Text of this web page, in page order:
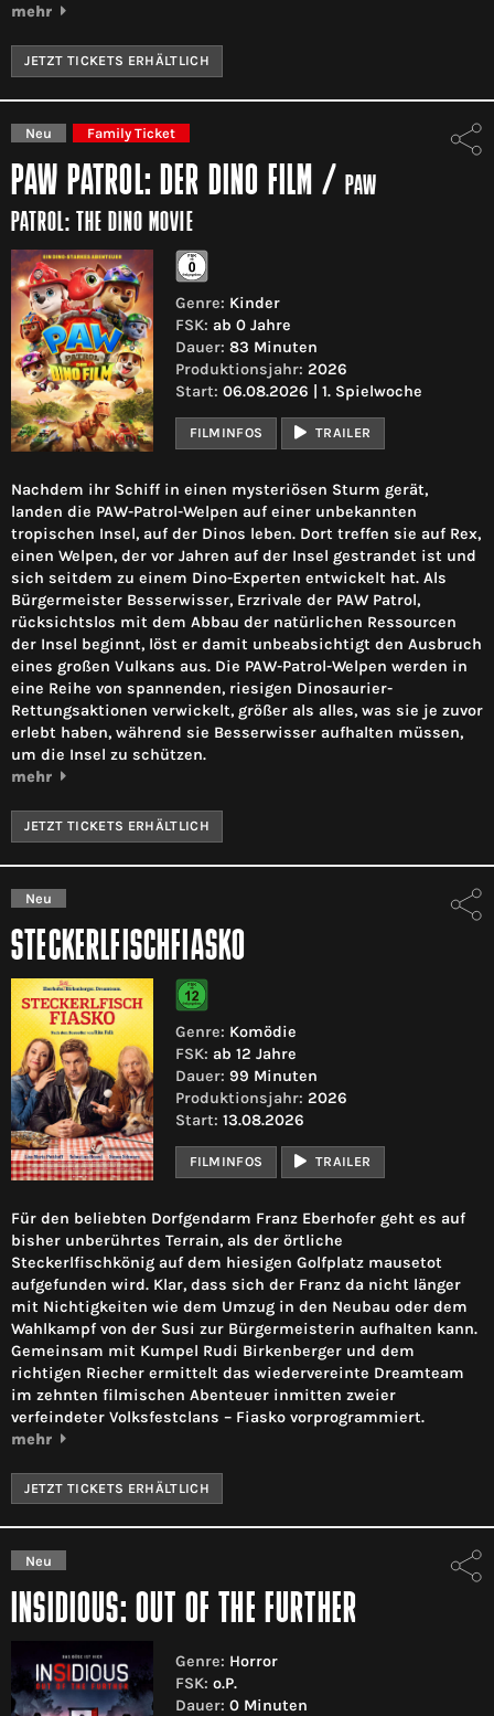
mehr
JETZT TICKETS ERHÄLTLICH
Neu Family Ticket
PAW PATROL: DER DINO FILM / PAW
PATROL: THE DINO MOVIE
Genre: Kinder
FSK: ab 0 Jahre
Dauer: 83 Minuten
Produktionsjahr: 2026
Start: 06.08.2026 | 1. Spielwoche
FILMINFOS TRAILER
Nachdem ihr Schiff in einen mysteriösen Sturm gerät,
landen die PAW-Patrol-Welpen auf einer unbekannten
tropischen Insel, auf der Dinos leben. Dort treffen sie auf Rex,
einen Welpen, der vor Jahren auf der Insel gestrandet ist und
sich seitdem zu einem Dino-Experten entwickelt hat. Als
Bürgermeister Besserwisser, Erzrivale der PAW Patrol,
rücksichtslos mit dem Abbau der natürlichen Ressourcen
der Insel beginnt, löst er damit unbeabsichtigt den Ausbruch
eines großen Vulkans aus. Die PAW-Patrol-Welpen werden in
eine Reihe von spannenden, riesigen Dinosaurier-
Rettungsaktionen verwickelt, größer als alles, was sie je zuvor
erlebt haben, während sie Besserwisser aufhalten müssen,
um die Insel zu schützen.
mehr
JETZT TICKETS ERHÄLTLICH
Neu
STECKERLFISCHFIASKO
Genre: Komödie
FSK: ab 12 Jahre
Dauer: 99 Minuten
Produktionsjahr: 2026
Start: 13.08.2026
FILMINFOS TRAILER
Für den beliebten Dorfgendarm Franz Eberhofer geht es auf
bisher unberührtes Terrain, als der örtliche
Steckerlfischkönig auf dem hiesigen Golfplatz mausetot
aufgefunden wird. Klar, dass sich der Franz da nicht länger
mit Nichtigkeiten wie dem Umzug in den Neubau oder dem
Wahlkampf von der Susi zur Bürgermeisterin aufhalten kann.
Gemeinsam mit Kumpel Rudi Birkenberger und dem
richtigen Riecher ermittelt das wiedervereinte Dreamteam
im zehnten filmischen Abenteuer inmitten zweier
verfeindeter Volksfestclans – Fiasko vorprogrammiert.
mehr
JETZT TICKETS ERHÄLTLICH
Neu
INSIDIOUS: OUT OF THE FURTHER
Genre: Horror
FSK: o.P.
Dauer: 0 Minuten